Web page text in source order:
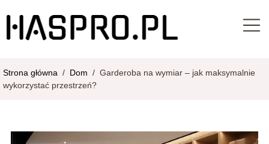
Strona główna / Dom / Garderoba na wymiar – jak maksymalnie
wykorzystać przestrzeń?